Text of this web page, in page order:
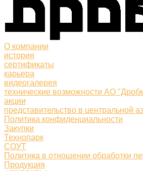
О компании
история
сертификаты
карьера
видеогалерея
технические возможности АО
акции
представительство в центральной
Политика конфиденциальности
Закупки
Технопарк
СОУТ
Политика в отношении обработки
Продукция